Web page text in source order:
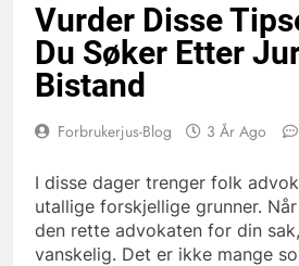
Vurder Disse
Du Søker Etter
Bistand
Forbrukerjus-Blog 3 År Ago
I disse dager trenger folk
utallige forskjellige grunner.
den rette advokaten for din
vanskelig. Det er ikke mange